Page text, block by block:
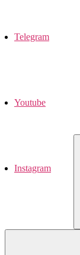
Telegram
Youtube
Instagram